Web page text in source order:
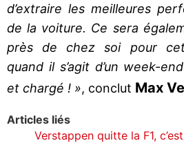
d’extraire les meilleures
de la voiture. Ce sera
près de chez soi pour
quand il s’agit d’un week-
et chargé ! », conclut Max
Articles liés
Verstappen quitte la F1,